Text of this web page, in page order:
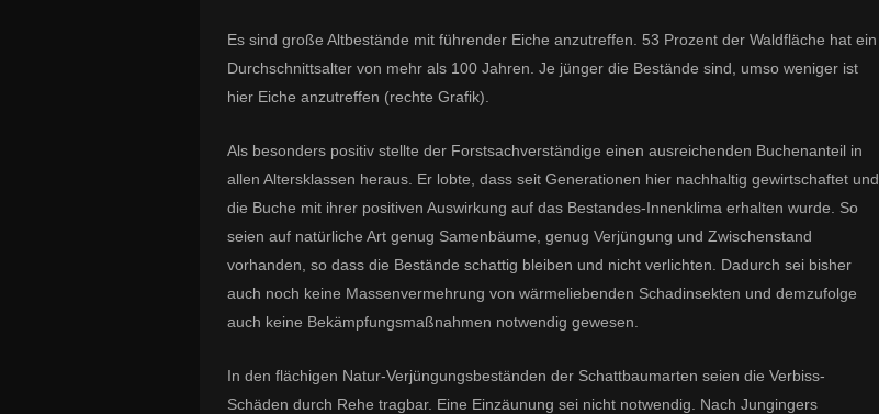
Es sind große Altbestände mit führender Eiche anzutreffen. 53 Prozent der Waldfläche hat ein
Durchschnittsalter von mehr als 100 Jahren. Je jünger die Bestände sind, umso weniger ist
hier Eiche anzutreffen (rechte Grafik).
Als besonders positiv stellte der Forstsachverständige einen ausreichenden Buchenanteil in
allen Altersklassen heraus. Er lobte, dass seit Generationen hier nachhaltig gewirtschaftet und
die Buche mit ihrer positiven Auswirkung auf das Bestandes-Innenklima erhalten wurde. So
seien auf natürliche Art genug Samenbäume, genug Verjüngung und Zwischenstand
vorhanden, so dass die Bestände schattig bleiben und nicht verlichten. Dadurch sei bisher
auch noch keine Massenvermehrung von wärmeliebenden Schadinsekten und demzufolge
auch keine Bekämpfungsmaßnahmen notwendig gewesen.
In den flächigen Natur-Verjüngungsbeständen der Schattbaumarten seien die Verbiss-
Schäden durch Rehe tragbar. Eine Einzäunung sei nicht notwendig. Nach Jungingers